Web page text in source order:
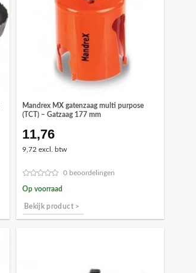
Mandrex MX gatenzaag multi purpose
(TCT) – Gatzaag 177 mm
11,76
9,72 excl. btw
0 beoordelingen
Op voorraad
Bekijk product >